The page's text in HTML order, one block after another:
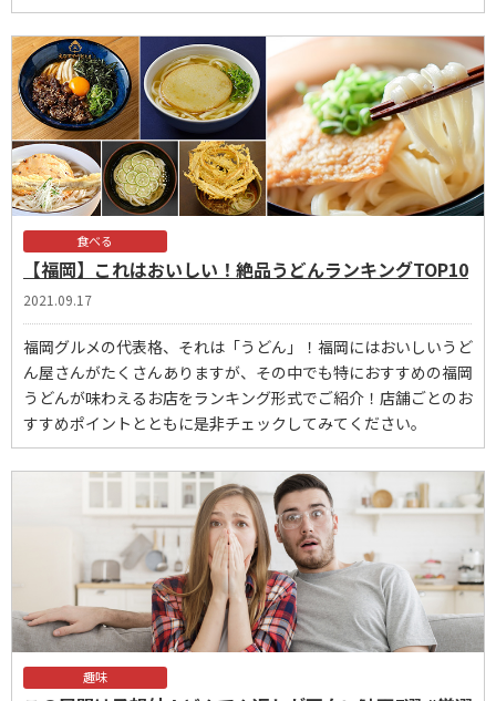
食べる
【福岡】これはおいしい！絶品うどんランキングTOP10
2021.09.17
福岡グルメの代表格、それは「うどん」！福岡にはおいしいうど
ん屋さんがたくさんありますが、その中でも特におすすめの福岡
うどんが味わえるお店をランキング形式でご紹介！店舗ごとのお
すすめポイントとともに是非チェックしてみてください。
趣味